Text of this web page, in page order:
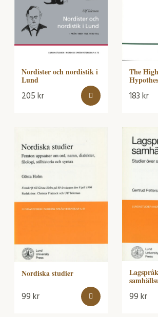
Nordister och nordistik i
Lund
205kr
The
183kr
Nordiska studier
99kr 99kr